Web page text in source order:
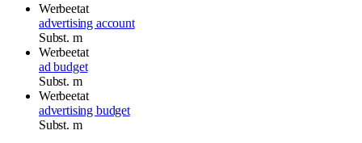
Werbeetat
advertising account
Subst. m
Werbeetat
ad budget
Subst. m
Werbeetat
advertising budget
Subst. m